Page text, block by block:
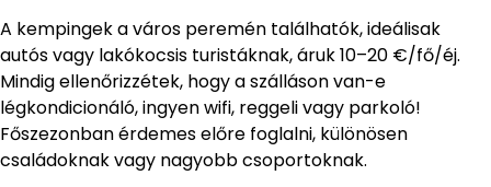
A kempingek a város peremén találhatók, ideálisak
autós vagy lakókocsis turistáknak, áruk 10–20 €/fő/éj.
Mindig ellenőrizzétek, hogy a szálláson van-e
légkondicionáló, ingyen wifi, reggeli vagy parkoló!
Főszezonban érdemes előre foglalni, különösen
családoknak vagy nagyobb csoportoknak.